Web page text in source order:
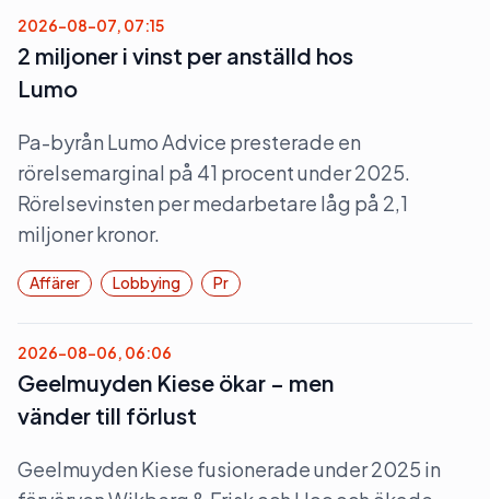
2026-08-07, 07:15
2 miljoner i vinst per anställd hos
Lumo
Pa-byrån Lumo Advice presterade en
rörelsemarginal på 41 procent under 2025.
Rörelsevinsten per medarbetare låg på 2,1
miljoner kronor.
Affärer Lobbying Pr
2026-08-06, 06:06
Geelmuyden Kiese ökar – men
vänder till förlust
Geelmuyden Kiese fusionerade under 2025 in